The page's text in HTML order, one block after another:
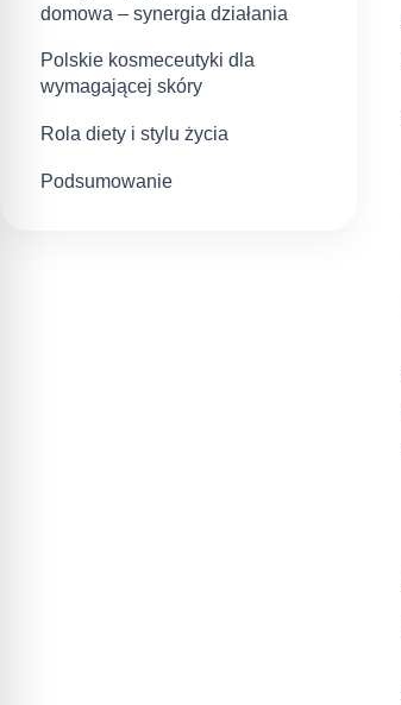
domowa – synergia działania
Polskie kosmeceutyki dla
wymagającej skóry
Rola diety i stylu życia
Podsumowanie